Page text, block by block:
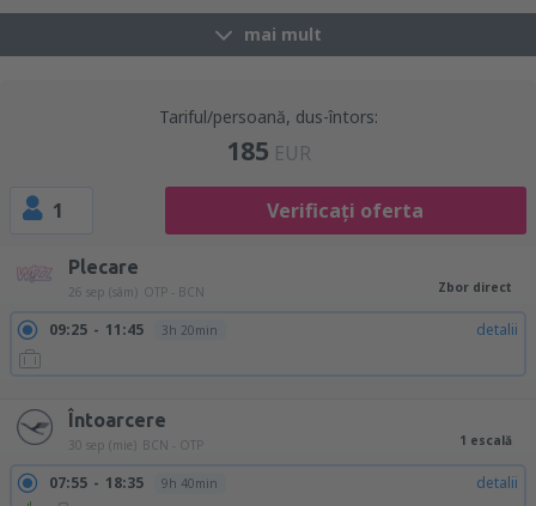
mai mult
Tariful/persoană, dus-întors:
185 EUR
1 Verificați oferta
Plecare
26 sep (sâm) OTP - BCN Zbor direct
09:25 11:45 3h 20min detalii
Întoarcere
30 sep (mie) BCN - OTP 1 escală
07:55 18:35 9h 40min detalii